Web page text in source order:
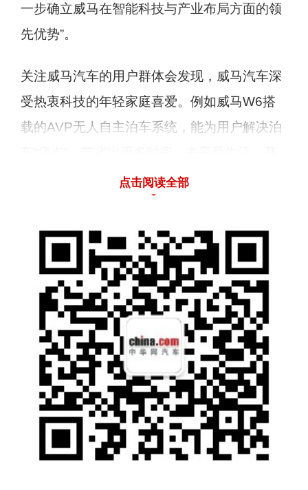
一步确立威马在智能科技与产业布局方面的领
先优势”。
关注威马汽车的用户群体会发现，威马汽车深
受热衷科技的年轻家庭喜爱。例如威马W6搭
载的AVP无人自主泊车系统，能为用户解决泊
于SOA技术，威马W6更是能让用户对车辆功
现丰富多样的搭配组合。不得不说，威马W6
既能为用户解决“麻烦”，又能给用户带来无穷
乐趣。
点击阅读全部